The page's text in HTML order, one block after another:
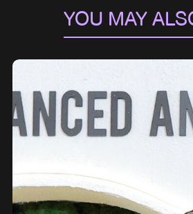
YOU MAY